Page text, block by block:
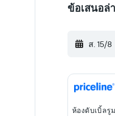
ข้อเสนอล่
ส. 15/8
ห้องดับเบิ้ลรู